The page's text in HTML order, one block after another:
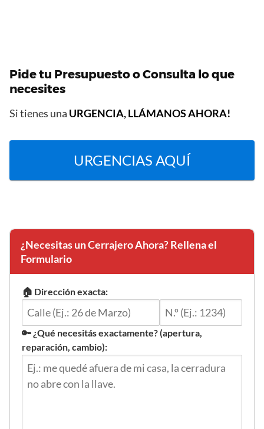
Pide tu Presupuesto o Consulta lo que
necesites
Si tienes una URGENCIA, LLÁMANOS AHORA!
URGENCIAS AQUÍ
¿Necesitas un Cerrajero Ahora? Rellena el
Formulario
🏠 Dirección exacta:
🔑 ¿Qué necesitás exactamente? (apertura,
reparación, cambio):